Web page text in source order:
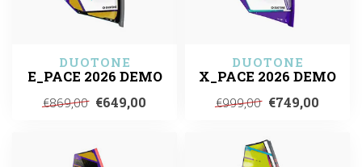
DUOTONE
E_PACE 2026 DEMO
€869,00 €649,00
DUOTONE
X_PACE 2026 DEMO
€999,00 €749,00